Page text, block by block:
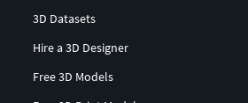
3D Datasets
Hire a 3D Designer
Free 3D Models